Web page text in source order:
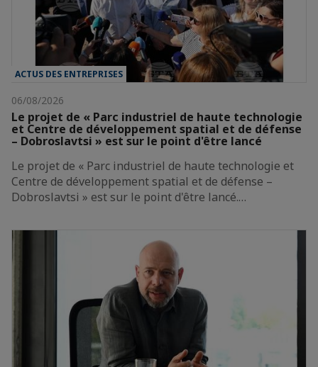
ACTUS DES ENTREPRISES
06/08/2026
Le projet de « Parc industriel de haute technologie
et Centre de développement spatial et de défense
– Dobroslavtsi » est sur le point d'être lancé
Le projet de « Parc industriel de haute technologie et
Centre de développement spatial et de défense –
Dobroslavtsi » est sur le point d'être lancé.…